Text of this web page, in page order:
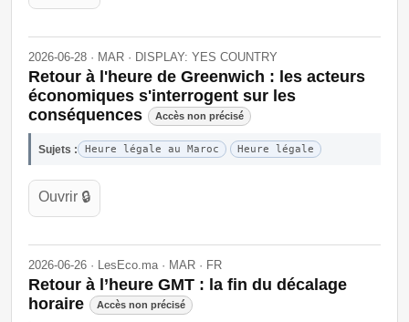
2026-06-28 · MAR · DISPLAY: YES COUNTRY
Retour à l'heure de Greenwich : les acteurs
économiques s'interrogent sur les
conséquences
Accès non précisé
Sujets : Heure légale au Maroc Heure légale
Ouvrir 🔒
2026-06-26 · LesEco.ma · MAR · FR
Retour à l’heure GMT : la fin du décalage
horaire
Accès non précisé